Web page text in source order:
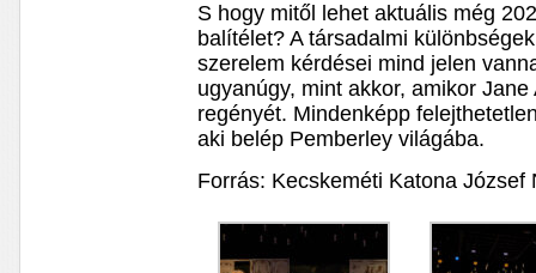
S hogy mitől lehet aktuális még
balítélet? A társadalmi
szerelem kérdései mind jelen
ugyanúgy, mint akkor, amikor
regényét. Mindenképp
aki belép Pemberley világába.
Forrás: Kecskeméti Katona József